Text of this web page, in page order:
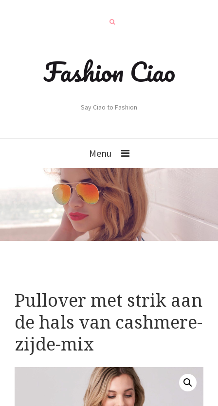
Fashion Ciao
Say Ciao to Fashion
Menu
Pullover met strik aan
de hals van cashmere-
zijde-mix